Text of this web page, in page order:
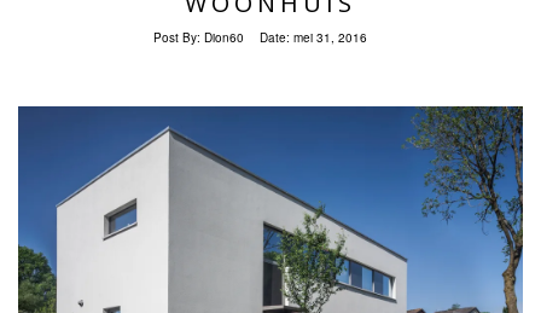
Post By: Dion60 Date: mei 31, 2016